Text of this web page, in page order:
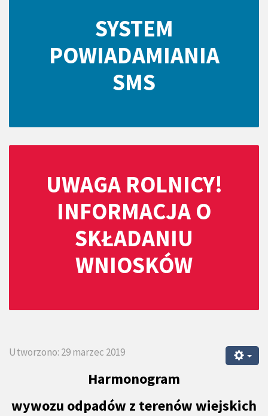
SYSTEM
POWIADAMIANIA
SMS
UWAGA ROLNICY!
INFORMACJA O
SKŁADANIU
WNIOSKÓW
Utworzono: 29 marzec 2019
Harmonogram
wywozu odpadów z terenów wiejskich